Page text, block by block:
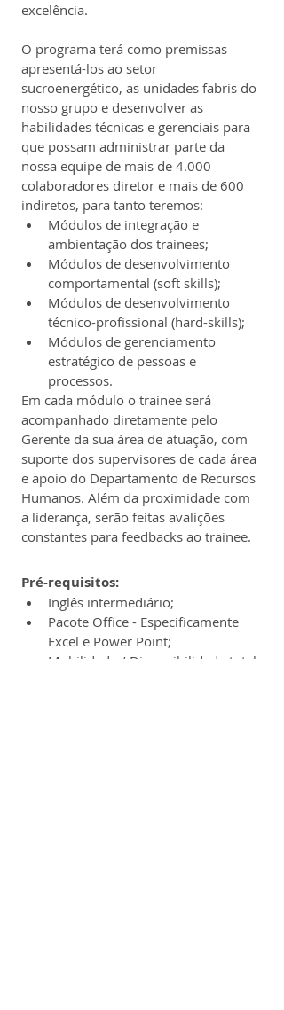
excelência.
O programa terá como premissas
apresentá-los ao setor
sucroenergético, as unidades fabris do
nosso grupo e desenvolver as
habilidades técnicas e gerenciais para
que possam administrar parte da
nossa equipe de mais de 4.000
colaboradores diretor e mais de 600
indiretos, para tanto teremos:
Módulos de integração e
ambientação dos trainees;
Módulos de desenvolvimento
comportamental (soft skills);
Módulos de desenvolvimento
técnico-profissional (hard-skills);
Módulos de gerenciamento
estratégico de pessoas e
processos.
Em cada módulo o trainee será
acompanhado diretamente pelo
Gerente da sua área de atuação, com
suporte dos supervisores de cada área
e apoio do Departamento de Recursos
Humanos. Além da proximidade com
a liderança, serão feitas avalições
constantes para feedbacks ao trainee.
Pré-requisitos:
Inglês intermediário;
Pacote Office - Especificamente
Excel e Power Point;
Mobilidade / Disponibilidade total